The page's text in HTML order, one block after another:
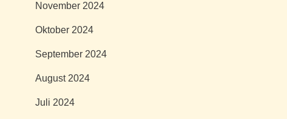
November 2024
Oktober 2024
September 2024
August 2024
Juli 2024